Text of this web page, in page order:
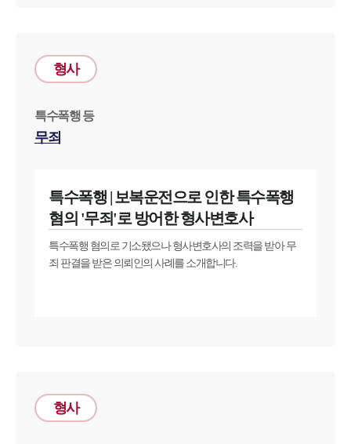
형사전문변호사
소식/자료
언론보도
형사
특수폭행 등
무죄
특수폭행 | 보복운전으로 인한 특수폭행
혐의 '무죄'로 방어한 형사변호사
특수폭행 혐의로 기소됐으나 형사변호사의 조력을 받아 무
죄 판결을 받은 의뢰인의 사례를 소개합니다.
형사